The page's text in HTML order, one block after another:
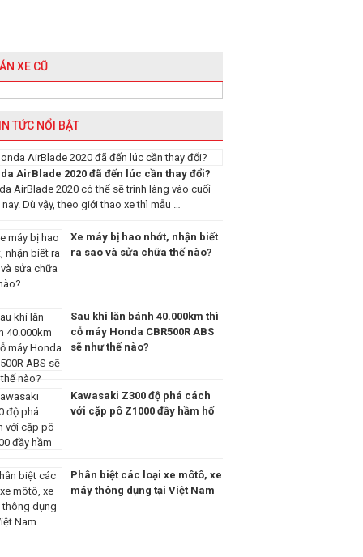
XE CŨ
TỨC NỔI BẬT
AirBlade 2020 đã đến lúc cần thay đổi?
AirBlade 2020 có thể sẽ trình làng vào cuối
nay. Dù vậy, theo giới thao xe thì mẫu …
Xe máy bị hao nhớt, nhận biết
ra sao và sửa chữa thế nào?
Sau khi lăn bánh 40.000km thì
cỗ máy Honda CBR500R ABS
sẽ như thế nào?
Kawasaki Z300 độ phá cách
với cặp pô Z1000 đầy hầm hố
Phân biệt các loại xe môtô, xe
máy thông dụng tại Việt Nam